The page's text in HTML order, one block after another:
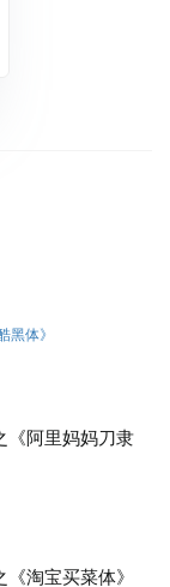
黑体》
《阿里妈妈刀隶
淘宝买菜体》